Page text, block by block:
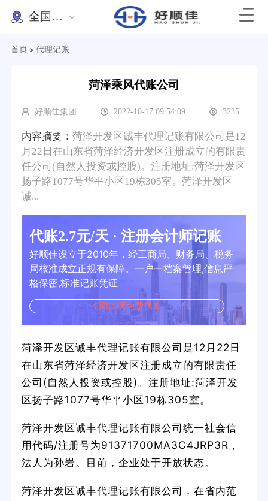
全国办理
首页 > 代理记账
菏泽乘风代账公司
好顺佳集团 2022-10-17 09:54:09 3235
内容摘要： 菏泽开发区诚丰代理记账有限公司是12
月22日在山东省菏泽经济开发区注册成立的有限责
任公司(自然人投资或控股)。注册地址:菏泽开发区
扬子路1077号华平小区19栋305室。菏泽开发区
诚...
代账2.7元/天 · 注册会计师记账
好顺佳设立于2010年，经工商局、财务局、税务
局核准成立正规有保障。一户一档案管理,信息严
格保密,标准记账凭证
领取30天免费代账
菏泽开发区诚丰代理记账有限公司是12月22日
在山东省菏泽经济开发区注册成立的有限责任
公司(自然人投资或控股)。注册地址:菏泽开发
区扬子路1077号华平小区19栋305室。
菏泽开发区诚丰代理记账有限公司统一社会信
用代码/注册号为91371700MA3C4JRP3R，
法人为孙岩。目前，企业处于开放状态。
菏泽开发区诚丰代理记账有限公司，在省内范